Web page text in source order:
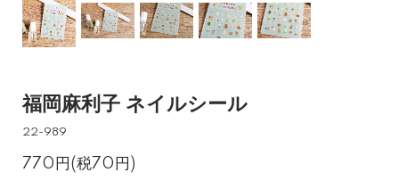
福岡麻利子 ネイルシール
22-989
770円(税70円)